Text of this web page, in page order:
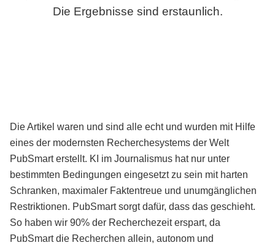
Die Ergebnisse sind erstaunlich.
Die Artikel waren und sind alle echt und wurden mit Hilfe
eines der modernsten Recherchesystems der Welt
PubSmart erstellt. KI im Journalismus hat nur unter
bestimmten Bedingungen eingesetzt zu sein mit harten
Schranken, maximaler Faktentreue und unumgänglichen
Restriktionen. PubSmart sorgt dafür, dass das geschieht.
So haben wir 90% der Recherchezeit erspart, da
PubSmart die Recherchen allein, autonom und